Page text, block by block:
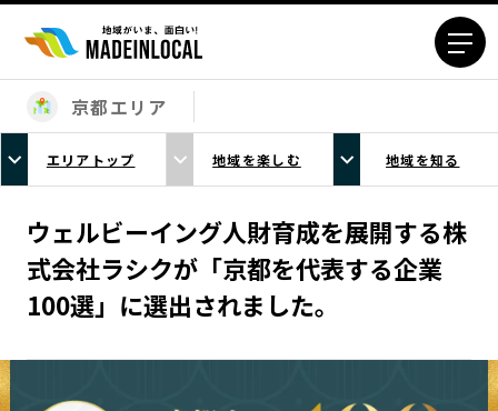
エリアから探す
北海道エリア
青森エリア
宮城エリア
秋田エリア
山形エリア
福島エリア
茨城エリア
栃木エリア
群馬エリア
埼玉エリア
千葉エリア
京都エリア
エリアトップ 地域を楽しむ 地域を知る
ウェルビーイング人財育成を展開する株
式会社ラシクが「京都を代表する企業
100選」に選出されました。